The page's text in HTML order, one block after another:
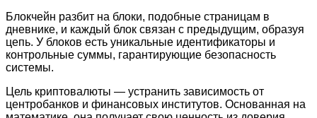
Блокчейн разбит на блоки, подобные страницам в
дневнике, и каждый блок связан с предыдущим, образуя
цепь. У блоков есть уникальные идентификаторы и
контрольные суммы, гарантирующие безопасность
системы.
Цель криптовалюты — устранить зависимость от
центробанков и финансовых институтов. Основанная на